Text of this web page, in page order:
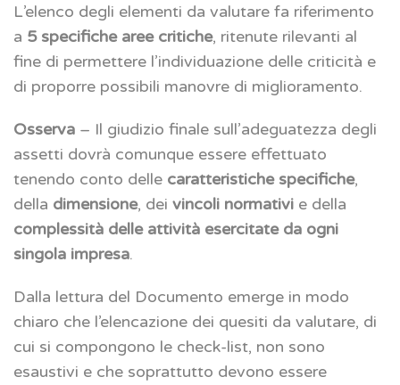
L’elenco degli elementi da valutare fa riferimento
a 5 specifiche aree critiche, ritenute rilevanti al
fine di permettere l’individuazione delle criticità e
di proporre possibili manovre di miglioramento.
Osserva – Il giudizio finale sull’adeguatezza degli
assetti dovrà comunque essere effettuato
tenendo conto delle caratteristiche specifiche,
della dimensione, dei vincoli normativi e della
complessità delle attività esercitate da ogni
singola impresa.
Dalla lettura del Documento emerge in modo
chiaro che l’elencazione dei quesiti da valutare, di
cui si compongono le check-list, non sono
esaustivi e che soprattutto devono essere